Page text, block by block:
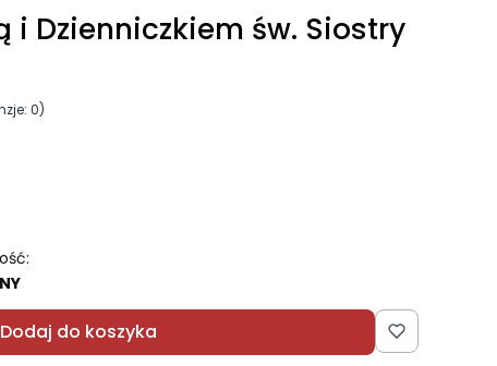
i Dzienniczkiem św. Siostry
0)
Dodaj do koszyka